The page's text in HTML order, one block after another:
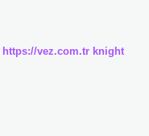
https://vez.com.tr knight